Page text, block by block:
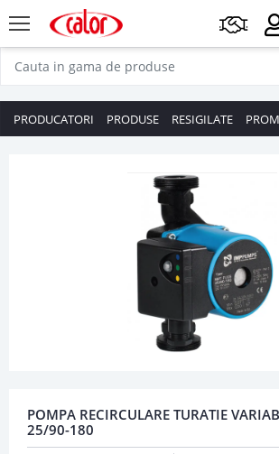
PRODUCATORI PRODUSE RESIGILATE
POMPA RECIRCULARE TURATIE
25/90-180